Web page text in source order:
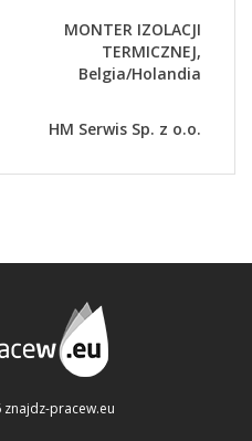
MONTER IZOLACJI
TERMICZNEJ,
Belgia/Holandia
HM Serwis Sp. z o.o.
pracew.eu